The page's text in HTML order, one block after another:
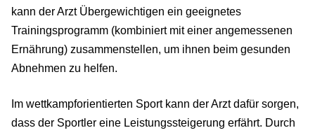
kann der Arzt Übergewichtigen ein geeignetes
Trainingsprogramm (kombiniert mit einer angemessenen
Ernährung) zusammenstellen, um ihnen beim gesunden
Abnehmen zu helfen.
Im wettkampforientierten Sport kann der Arzt dafür sorgen,
dass der Sportler eine Leistungssteigerung erfährt. Durch